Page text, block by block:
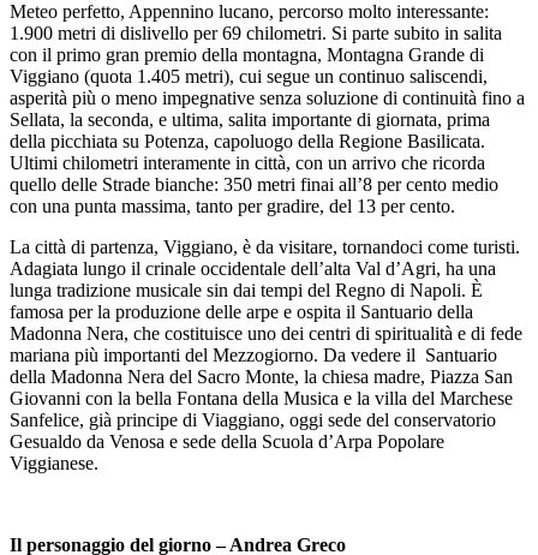
Meteo perfetto, Appennino lucano, percorso molto interessante:
1.900 metri di dislivello per 69 chilometri. Si parte subito in salita
con il primo gran premio della montagna, Montagna Grande di
Viggiano (quota 1.405 metri), cui segue un continuo saliscendi,
asperità più o meno impegnative senza soluzione di continuità fino a
Sellata, la seconda, e ultima, salita importante di giornata, prima
della picchiata su Potenza, capoluogo della Regione Basilicata.
Ultimi chilometri interamente in città, con un arrivo che ricorda
quello delle Strade bianche: 350 metri finai all’8 per cento medio
con una punta massima, tanto per gradire, del 13 per cento.
La città di partenza, Viggiano, è da visitare, tornandoci come turisti.
Adagiata lungo il crinale occidentale dell’alta Val d’Agri, ha una
lunga tradizione musicale sin dai tempi del Regno di Napoli. È
famosa per la produzione delle arpe e ospita il Santuario della
Madonna Nera, che costituisce uno dei centri di spiritualità e di fede
mariana più importanti del Mezzogiorno. Da vedere il Santuario
della Madonna Nera del Sacro Monte, la chiesa madre, Piazza San
Giovanni con la bella Fontana della Musica e la villa del Marchese
Sanfelice, già principe di Viaggiano, oggi sede del conservatorio
Gesualdo da Venosa e sede della Scuola d’Arpa Popolare
Viggianese.
Il personaggio del giorno – Andrea Greco